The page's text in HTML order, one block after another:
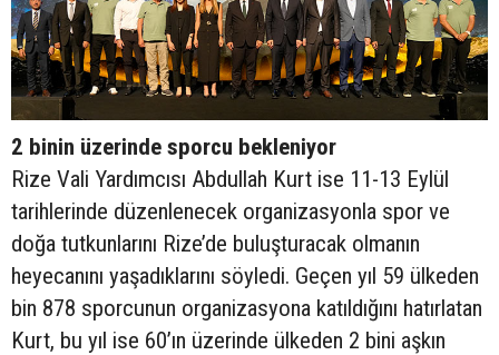
2 binin üzerinde sporcu bekleniyor
Rize Vali Yardımcısı Abdullah Kurt ise 11-13 Eylül
tarihlerinde düzenlenecek organizasyonla spor ve
doğa tutkunlarını Rize’de buluşturacak olmanın
heyecanını yaşadıklarını söyledi. Geçen yıl 59 ülkeden
bin 878 sporcunun organizasyona katıldığını hatırlatan
Kurt, bu yıl ise 60’ın üzerinde ülkeden 2 bini aşkın